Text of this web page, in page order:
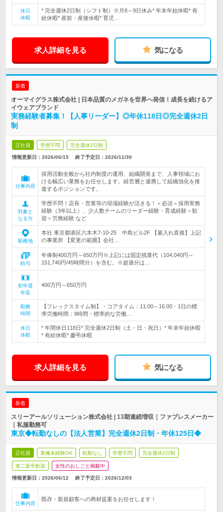
休日
休暇
* 完全週休2日制（シフト制）※月8～9日休み* 年末年始休暇* 有
給休暇* 産前・産後休暇* 育児…
求人詳細を見る 気になる
新着
オーマイグラス株式会社 | 日本品質のメガネを世界へ発信！成長を続けるア
イウェアブランド
実務経験者募集！【人事リーダー】◎年休118日◎完全週休2日
制
正社員 学歴不問 完全週休2日制
情報更新日：2026/06/15 終了予定日： 2026/11/30
仕事内容
採用活動全般から社内制度の運用、組織開発まで、人事領域にお
ける幅広い業務をお任せします。経営層と連携して組織強化を推
進するポジションです。
対象と
なる方
学歴不問！店長・営業等の現場経験が活きる！＜必須＞採用実務
経験（3年以上）、少人数チームのリーダー経験・育成経験＜歓
迎＞労務経験 など
勤務地
本社 東京都港区六本木7-10-25 中島ビル2F 【雇入れ直後】上記
の事業所 【変更の範囲】会社…
給与
年俸制400万円～650万円※上記には固定残業代（104,040円～
151,740円/45時間分）を含む。※超過分は…
初年度
年収
400万円～650万円
勤務
時間
【フレックスタイム制】・コアタイム：11:00～16:00・1日の標
準労働時間：8時間・標準的な労働…
休日
休暇
* 年間休日118日* 完全週休2日制（土・日・祝日）* 年末年始休暇
* 有給休暇* 慶弔休暇
求人詳細を見る 気になる
新着
スリーアールソリューション株式会社 | 13期連続増収｜ファブレスメーカー
｜私服勤務可
東京◆転勤なしの【法人営業】完全週休2日制・年休125日◆
正社員 業種未経験OK 転勤なし 学歴不問 完全週休2日制
第二新卒歓迎 女性のおしごと掲載中
情報更新日：2026/06/12 終了予定日： 2026/12/03
仕事内容
既存・新規顧客への商材提案をお任せします！